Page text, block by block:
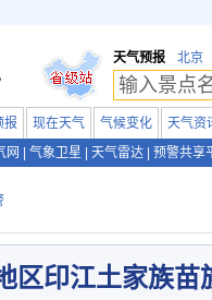
天气预报 北京
报 现在天气 气候变化 天气资
网 气象卫星 天气雷达 预警共享
区印江土家族